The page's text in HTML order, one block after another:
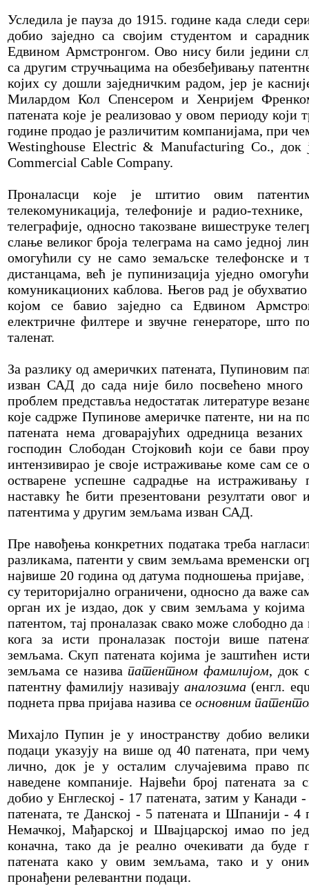
Уследила је пауза до 1915. године када следи
добио заједно са својим студентом и
Едвином Армстронгом. Ово нису били једини
са другим стручњацима на обезбеђивању
којих су дошли заједничким радом, јер је
Милардом Кол Спенсером и Хенријем
патената које је реализовао у овом периоду који
године продао је различитим компанијама, при
Westinghouse Electric & Manufacturing Co.,
Commercial Cable Company.
Проналасци које је штитио овим
телекомуникација, телефоније и радио-
телеграфије, односно такозване вишеструке
слање великог броја телеграма на само једној
омогућили су не само земаљске телефонске и
дистанцама, већ је пупинизација уједно
комуникационих каблова. Његов рад је
којом се бавио заједно са Едвином
електричне филтере и звучне генераторе, што
таленат.
За разлику од америчких патената, Пупиновим
изван САД до сада није било посвећено
проблем представља недостатак литературе
које садрже Пупинове америчке патенте, ни на
патената нема дговарајућих одредница
господин Слободан Стојковић који се бави
интензивирао је своје истраживање коме сам се
остварене успешне садрадње на истраживању
наставку ће бити презентовани резултати
патентима у другим земљама изван САД.
Пре навођења конкретних података треба
разликама, патенти у свим земљама временски
највише 20 година од датума подношења пријаве,
су територијално ограничени, односно да важе
орган их је издао, док у свим земљама у којима
патентом, тај проналазак свако може слободно да
кога за исти проналазак постоји више
земљама. Скуп патената којима је заштићен
земљама се назива патентном фамилијом, док
патентну фамилију називају аналозима (енгл.
поднета прва пријава назива се основним
Михајло Пупин је у иностранству добио
подаци указују на више од 40 патената, при
лично, док је у осталим случајевима право
наведене компаније. Највећи број патената за
добио у Енглеској - 17 патената, затим у Канади
патената, те Данској - 5 патената и Шпанији - 4
Немачкој, Мађарској и Швајцарској имао по
коначна, тако да је реално очекивати да
патената како у овим земљама, тако и у
пронађени релевантни подаци.